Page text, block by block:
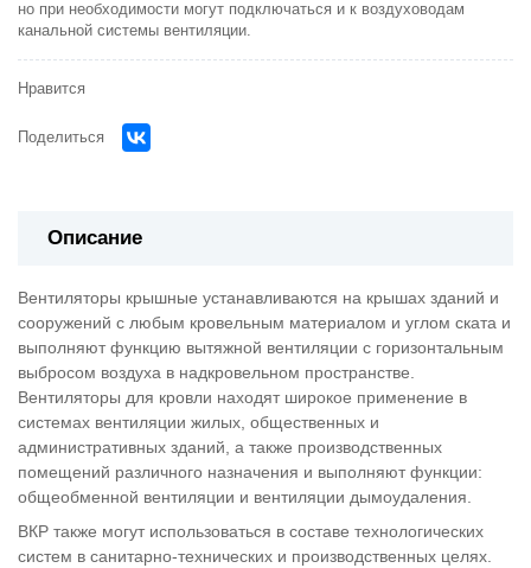
но при необходимости могут подключаться и к воздуховодам
канальной системы вентиляции.
Нравится
Поделиться
Описание
Вентиляторы крышные устанавливаются на крышах зданий и
сооружений с любым кровельным материалом и углом ската и
выполняют функцию вытяжной вентиляции с горизонтальным
выбросом воздуха в надкровельном пространстве.
Вентиляторы для кровли находят широкое применение в
системах вентиляции жилых, общественных и
административных зданий, а также производственных
помещений различного назначения и выполняют функции:
общеобменной вентиляции и вентиляции дымоудаления.
ВКР также могут использоваться в составе технологических
систем в санитарно-технических и производственных целях.